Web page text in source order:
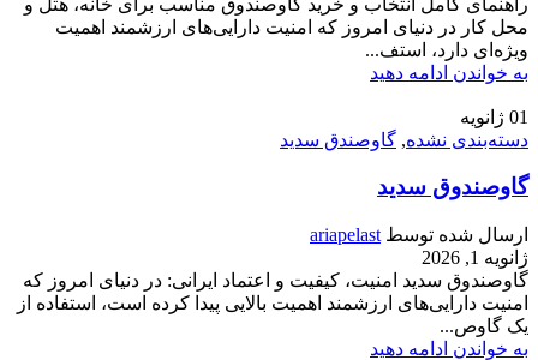
راهنمای کامل انتخاب و خرید گاوصندوق مناسب برای خانه، هتل و
محل کار در دنیای امروز که امنیت دارایی‌های ارزشمند اهمیت
ویژه‌ای دارد، استف...
به خواندن ادامه دهید
01 ژانویه
دسته‌بندی نشده, گاوصندق سدید
گاوصندوق سدید
ارسال شده توسط ariapelast
ژانویه 1, 2026
گاوصندوق سدید امنیت، کیفیت و اعتماد ایرانی: در دنیای امروز که
امنیت دارایی‌های ارزشمند اهمیت بالایی پیدا کرده است، استفاده از
یک گاوص...
به خواندن ادامه دهید